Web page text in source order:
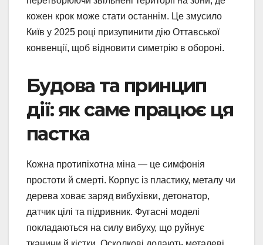
кожен крок може стати останнім. Це змусило
Київ у 2025 році призупинити дію Оттавської
конвенції, щоб відновити симетрію в обороні.
Будова та принцип
дії: як саме працює ця
пастка
Кожна протипіхотна міна — це симфонія
простоти й смерті. Корпус із пластику, металу чи
дерева ховає заряд вибухівки, детонатор,
датчик цілі та підривник. Фугасні моделі
покладаються на силу вибуху, що руйнує